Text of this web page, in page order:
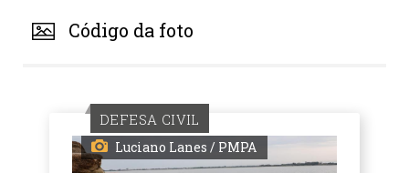
Código da foto
DEFESA CIVIL
Luciano Lanes / PMPA